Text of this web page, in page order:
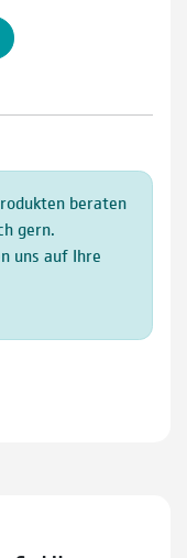
beraten
gern.
uns auf Ihre